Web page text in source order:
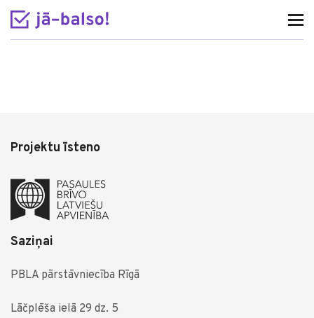
Projektu īsteno
Saziņai
PBLA pārstāvniecība Rīgā
Lāčplēša ielā 29 dz. 5